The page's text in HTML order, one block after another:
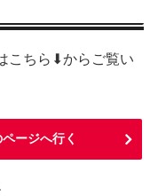
こちら⬇からご覧い
ージへ行く